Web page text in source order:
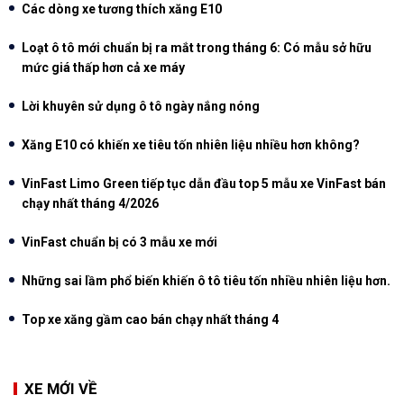
Các dòng xe tương thích xăng E10
Loạt ô tô mới chuẩn bị ra mắt trong tháng 6: Có mẫu sở hữu
mức giá thấp hơn cả xe máy
Lời khuyên sử dụng ô tô ngày nắng nóng
Xăng E10 có khiến xe tiêu tốn nhiên liệu nhiều hơn không?
VinFast Limo Green tiếp tục dẫn đầu top 5 mẫu xe VinFast bán
chạy nhất tháng 4/2026
VinFast chuẩn bị có 3 mẫu xe mới
Những sai lầm phổ biến khiến ô tô tiêu tốn nhiều nhiên liệu hơn.
Top xe xăng gầm cao bán chạy nhất tháng 4
XE MỚI VỀ